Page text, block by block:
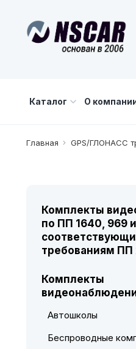
Каталог О
Главная GPS/ГЛОНАСС
Комплекты
по ПП 1640, 969 и
требованиям ПП
Комплекты
Автошколы
Беспроводные